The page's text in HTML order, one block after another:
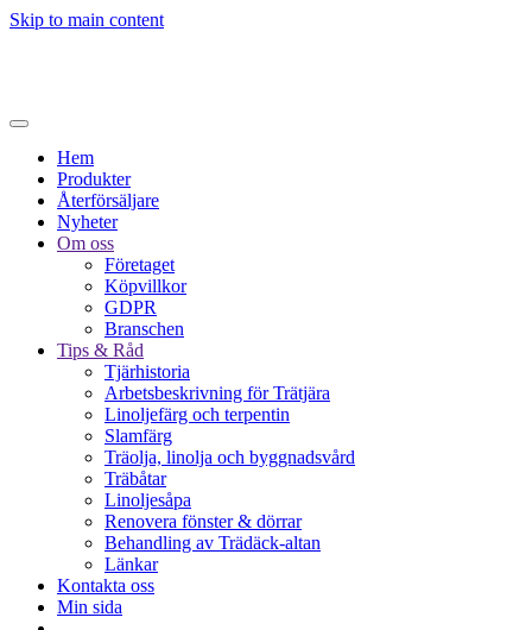
Skip to main content
Hem
Produkter
Återförsäljare
Nyheter
Om oss
Företaget
Köpvillkor
GDPR
Branschen
Tips & Råd
Tjärhistoria
Arbetsbeskrivning för Trätjära
Linoljefärg och terpentin
Slamfärg
Träolja, linolja och byggnadsvård
Träbåtar
Linoljesåpa
Renovera fönster & dörrar
Behandling av Trädäck-altan
Länkar
Kontakta oss
Min sida